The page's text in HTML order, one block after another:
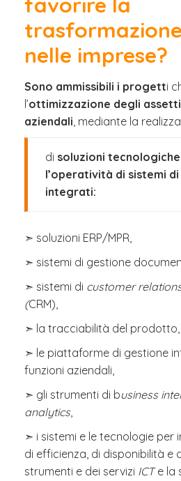
nelle imprese?
Sono ammissibili i progetti
l’ottimizzazione degli
aziendali, mediante la
di soluzioni
l’operatività di sistemi
integrati:
➣ soluzioni ERP/MPR,
➣ sistemi di gestione
➣ sistemi di customer
(CRM),
➣ la tracciabilità del prodotto,
➣ le piattaforme di gestione
funzioni aziendali,
➣ gli strumenti di business
analytics,
➣ i sistemi e le tecnologie per
di efficienza, di disponibilità e
strumenti e dei servizi ICTe la